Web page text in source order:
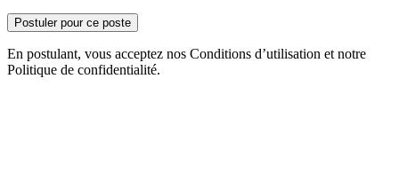
Postuler pour ce poste
En postulant, vous acceptez nos Conditions d’utilisation et notre
Politique de confidentialité.